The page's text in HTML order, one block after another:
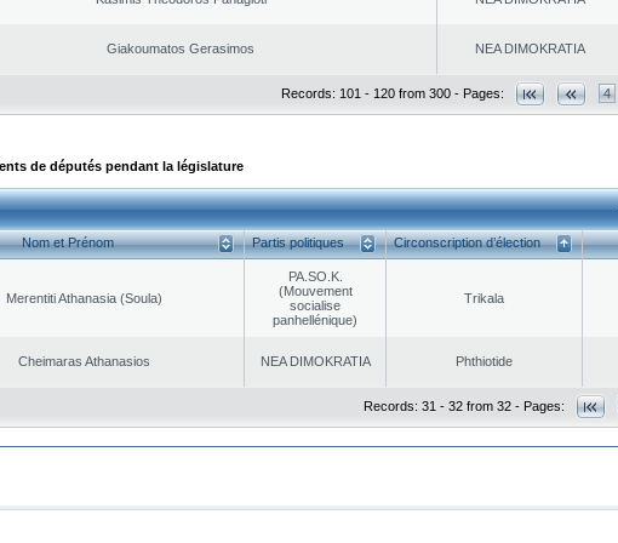
Giakoumatos Gerasimos NEA DΙMOKRATIA
Records: 101 - 120 from 300 - Pages: 4
de députés pendant la législature
Nom et Prénom Partis politiques Circonscription d’élection
Merentiti Athanasia (Soula)
PA.SO.K.
(Mouvement
socialise
panhellénique)
Trikala
Cheimaras Athanasios NEA DΙMOKRATIA Phthiotide
Records: 31 - 32 from 32 - Pages: